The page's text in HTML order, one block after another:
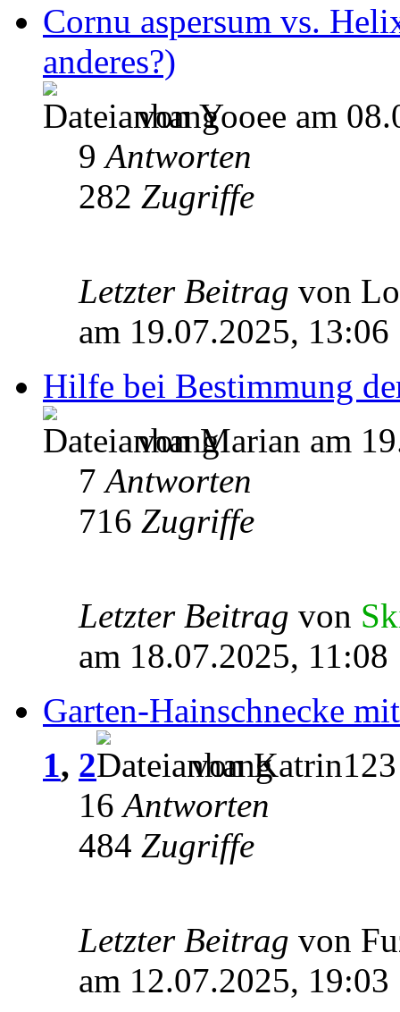
Cornu aspersum vs.
anderes?)
von Yooee am
9Antworten
282 Zugriffe
Letzter Beitrag von
am 19.07.2025, 13:06
Hilfe bei Bestimmung
von Marian am
7Antworten
716 Zugriffe
Letzter Beitrag von
am 18.07.2025, 11:08
Garten-Hainschnecke
1, 2
von Katrin123
16Antworten
484 Zugriffe
Letzter Beitrag von
am 12.07.2025, 19:03